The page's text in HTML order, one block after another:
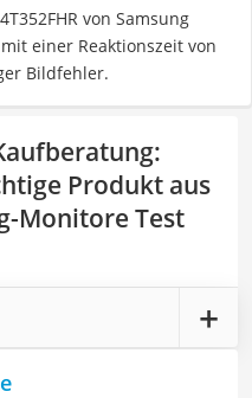
von Samsung
einer Reaktionszeit von
Bildfehler.
:
Produkt aus
Monitore Test